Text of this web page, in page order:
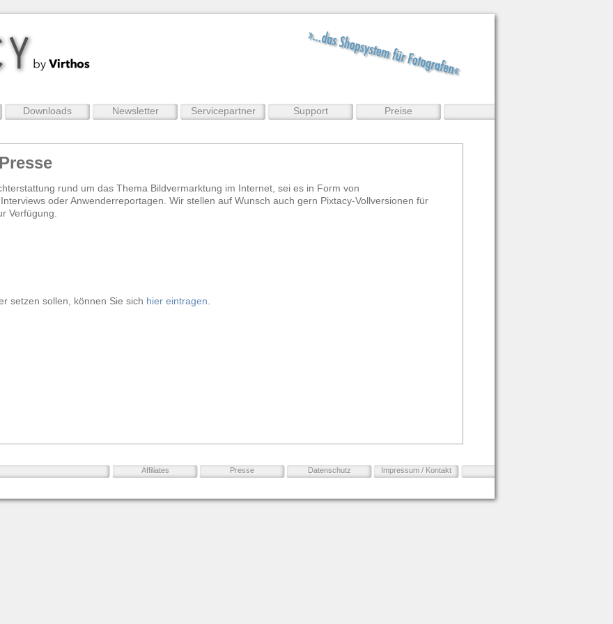
Downloads Newsletter Servicepartner Support Preise
rund um das Thema Bildvermarktung im Internet, sei es in Form von
oder Anwenderreportagen. Wir stellen auf Wunsch auch gern Pixtacy-Vollversionen für
Verfügung.
setzen sollen, können Sie sich hier eintragen
Impressum / Kontakt
Datenschutz
Presse
Affiliates